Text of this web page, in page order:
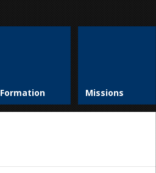
Formation Missions